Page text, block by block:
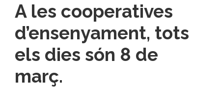
A les cooperatives
d’ensenyament, tots
els dies són 8 de
març.